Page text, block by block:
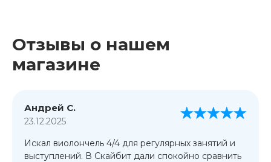
Отзывы о нашем
магазине
Андрей С.
23.12.2025
Искал виолончель 4/4 для регулярных занятий и
выступлений. В Скайбит дали спокойно сравнить